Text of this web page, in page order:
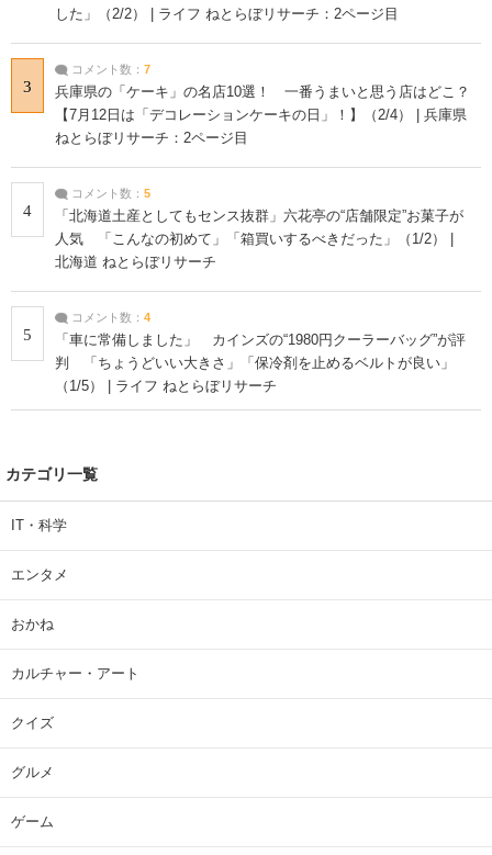
した」（2/2） | ライフ ねとらぼリサーチ：2ページ目
3
コメント数： 7
兵庫県の「ケーキ」の名店10選！ 一番うまいと思う店はどこ？
【7月12日は「デコレーションケーキの日」！】（2/4） | 兵庫県
ねとらぼリサーチ：2ページ目
4
コメント数： 5
「北海道土産としてもセンス抜群」六花亭の“店舗限定”お菓子が
人気 「こんなの初めて」「箱買いするべきだった」（1/2） |
北海道 ねとらぼリサーチ
5
コメント数： 4
「車に常備しました」 カインズの“1980円クーラーバッグ”が評
判 「ちょうどいい大きさ」「保冷剤を止めるベルトが良い」
（1/5） | ライフ ねとらぼリサーチ
カテゴリ一覧
IT・科学
エンタメ
おかね
カルチャー・アート
クイズ
グルメ
ゲーム